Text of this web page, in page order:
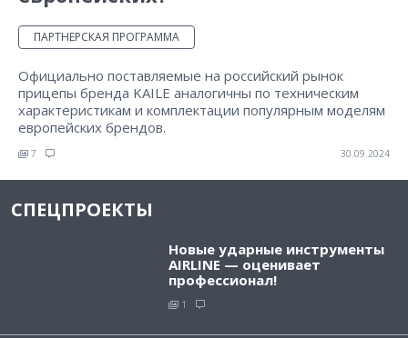
ПАРТНЕРСКАЯ ПРОГРАММА
Официально поставляемые на российский рынок
прицепы бренда KAILE аналогичны по техническим
характеристикам и комплектации популярным моделям
европейских брендов.
7 30.09.2024
СПЕЦПРОЕКТЫ
Новые ударные инструменты
AIRLINE — оценивает
профессионал!
1